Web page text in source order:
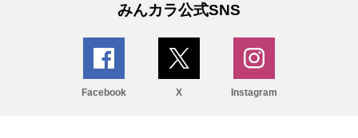
みんカラ公式SNS
Facebook X Instagram